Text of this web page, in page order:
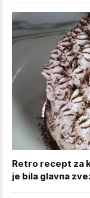
Retro recept za
je bila glavna